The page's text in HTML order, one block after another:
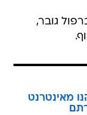
גובר,
מאינטרנט